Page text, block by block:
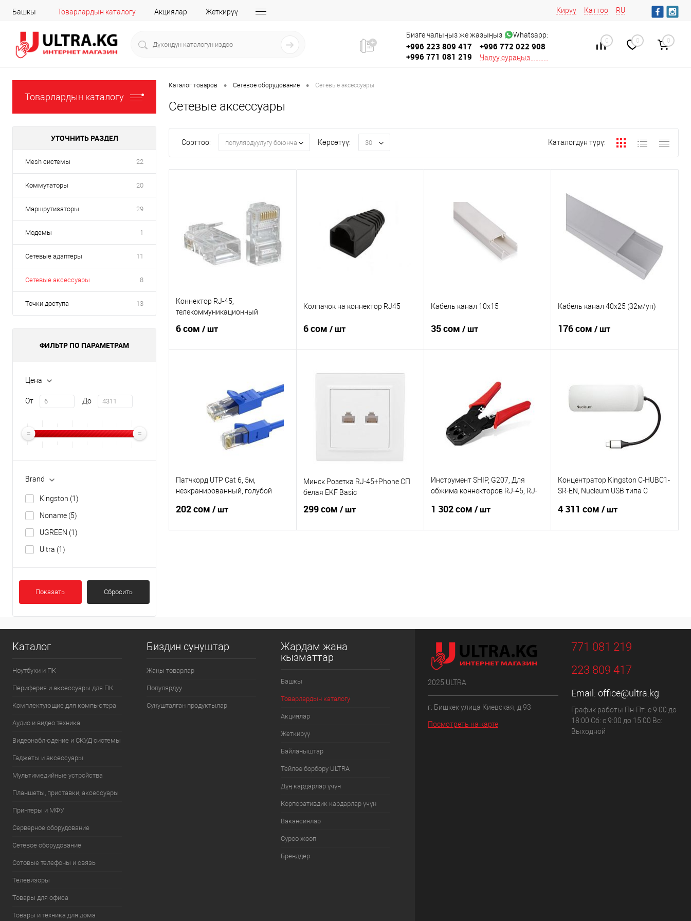
Башкы Товарлардын каталогу Акциялар Жеткирүү Кирүү Каттоо RU
Бизге чалыңыз же жазыңыз Whatsapp:
+996 223 809 417
+996 772 022 908
+996 771 081 219
Чалуу сураңыз
0 0 0
Товарлардын каталогу
УТОЧНИТЬ РАЗДЕЛ
Mesh системы 22
Коммутаторы 20
Маршрутизаторы 29
Модемы 1
Сетевые адаптеры 11
Сетевые аксессуары 8
Точки доступа 13
ФИЛЬТР ПО ПАРАМЕТРАМ
Цена
От До
Brand
Kingston (1)
Noname (5)
UGREEN (1)
Ultra (1)
Показать Сбросить
Каталог товаров • Сетевое оборудование • Сетевые аксессуары
Сетевые аксессуары
Сорттоо: популярдуулугу боюнча Көрсөтүү: 30 Каталогдун түрү:
Коннектор RJ-45,
телекоммуникационный
6 сом / шт
Купить в 1 клик
Сравнение
В избранное
наличии
Колпачок на коннектор RJ45
6 сом / шт
В корзину
В избранное
наличии
Кабель канал 10х15
35 сом / шт
Купить в 1 клик
Сравнение
В избранное
наличии
Кабель канал 40х25 (32м/уп)
176 сом/ шт
Сравнение
В
Патчкорд UTP Cat 6, 5м,
неэкранированный, голубой
202 сом / шт
Минск Розетка RJ-45+Phone СП
белая EKF Basic
299 сом / шт
Инструмент SHIP, G207, Для
обжима коннекторов RJ-45, RJ-
1 302 сом / шт
Концентратор Kingston C-HUBC1-
SR-EN, Nucleum USB типа C
чтения карт SD и MicroSD
4 311 сом/ шт
Каталог
Ноутбуки и ПК
Периферия и аксессуары для ПК
Комплектующие для компьютера
Аудио и видео техника
Видеонаблюдение и СКУД системы
Гаджеты и аксессуары
Мультимедийные устройства
Планшеты, приставки, аксессуары
Принтеры и МФУ
Серверное оборудование
Сетевое оборудование
Сотовые телефоны и связь
Телевизоры
Товары для офиса
Товары и техника для дома
Биздин сунуштар
Жаңы товарлар
Популярдуу
Сунушталган продуктылар
Жардам жана
кызматтар
Башкы
Товарлардын каталогу
Акциялар
Жеткирүү
Байланыштар
Тейлөө борбору ULTRA
Дүң кардарлар үчүн
Корпоративдик кардарлар үчүн
Вакансиялар
Суроо жооп
Бренддер
2025 ULTRA
г. Бишкек улица Киевская, д 93
Посмотреть на карте
771 081 219
223 809 417
Email: office@ultra.kg
График работы Пн-Пт: с 9:00 до
18:00 Сб: с 9:00 до 15:00 Вс:
Выходной